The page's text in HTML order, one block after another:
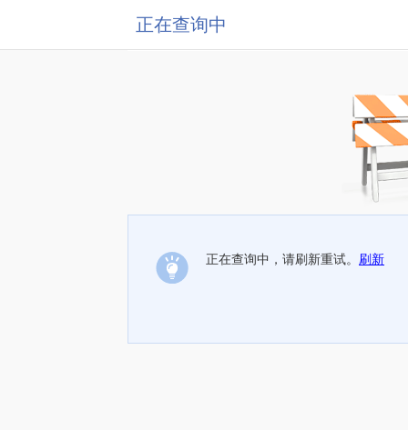
正在查询中
正在查询中，请刷新重试。 刷新